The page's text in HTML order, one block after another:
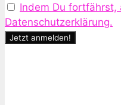
Indem Du fortfährst,
Datenschutzerklärung.